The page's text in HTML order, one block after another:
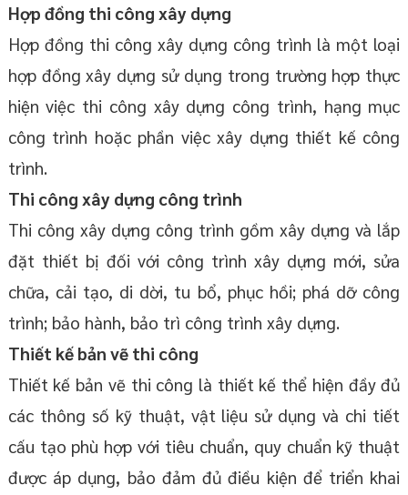
Hợp đồng thi công xây dựng
Hợp đồng thi công xây dựng công trình là một loại
hợp đồng xây dựng sử dụng trong trường hợp thực
hiện việc thi công xây dựng công trình, hạng mục
công trình hoặc phần việc xây dựng thiết kế công
trình.
Thi công xây dựng công trình
Thi công xây dựng công trình gồm xây dựng và lắp
đặt thiết bị đối với công trình xây dựng mới, sửa
chữa, cải tạo, di dời, tu bổ, phục hồi; phá dỡ công
trình; bảo hành, bảo trì công trình xây dựng.
Thiết kế bản vẽ thi công
Thiết kế bản vẽ thi công là thiết kế thể hiện đầy đủ
các thông số kỹ thuật, vật liệu sử dụng và chi tiết
cấu tạo phù hợp với tiêu chuẩn, quy chuẩn kỹ thuật
được áp dụng, bảo đảm đủ điều kiện để triển khai